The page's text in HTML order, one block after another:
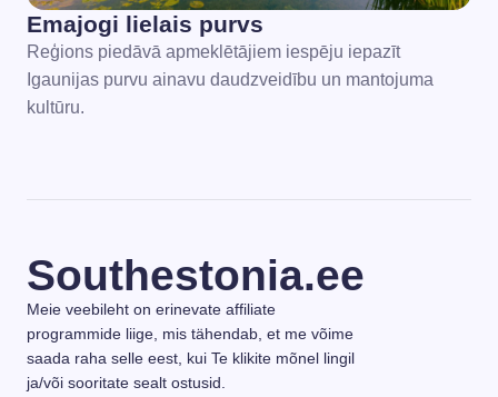
Emajogi lielais purvs
Reģions piedāvā apmeklētājiem iespēju iepazīt
Igaunijas purvu ainavu daudzveidību un mantojuma
kultūru.
Southestonia.ee
Meie veebileht on erinevate affiliate
programmide liige, mis tähendab, et me võime
saada raha selle eest, kui Te klikite mõnel lingil
ja/või sooritate sealt ostusid.